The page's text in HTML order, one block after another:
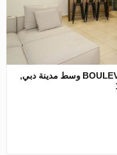
2 غرف نوم شقة في 8 BOULEVARD WALK وسط مدينة دبي,